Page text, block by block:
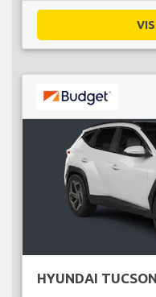
HYUNDAI TUCSON